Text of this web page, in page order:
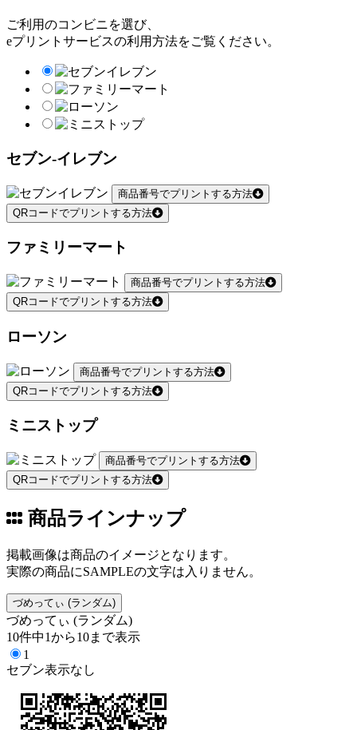
ご利用のコンビニを選び、
eプリントサービスの利用方法をご覧ください。
セブン-イレブン
商品番号でプリントする方法
QRコードでプリントする方法
ファミリーマート
商品番号でプリントする方法
QRコードでプリントする方法
ローソン
商品番号でプリントする方法
QRコードでプリントする方法
ミニストップ
商品番号でプリントする方法
QRコードでプリントする方法
商品ラインナップ
掲載画像は商品のイメージとなります。
実際の商品にSAMPLEの文字は入りません。
づめってぃ (ランダム)
づめってぃ (ランダム)
10件中1から10まで表示
1
セブン表示なし